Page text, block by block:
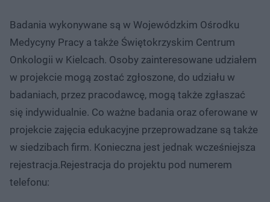
Badania wykonywane są w Wojewódzkim Ośrodku
Medycyny Pracy a także Świętokrzyskim Centrum
Onkologii w Kielcach. Osoby zainteresowane udziałem
w projekcie mogą zostać zgłoszone, do udziału w
badaniach, przez pracodawcę, mogą także zgłaszać
się indywidualnie. Co ważne badania oraz oferowane w
projekcie zajęcia edukacyjne przeprowadzane są także
w siedzibach firm. Konieczna jest jednak wcześniejsza
rejestracja.Rejestracja do projektu pod numerem
telefonu: